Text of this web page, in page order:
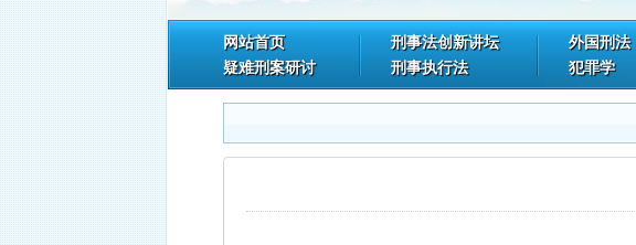
网站首页 刑事法创新讲坛 外国刑法
疑难刑案研讨
刑事执行法 犯罪学